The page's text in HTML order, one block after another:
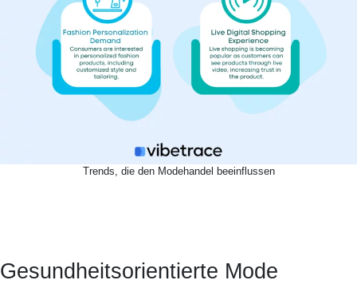
Trends, die den Modehandel beeinflussen
Gesundheitsorientierte Mode